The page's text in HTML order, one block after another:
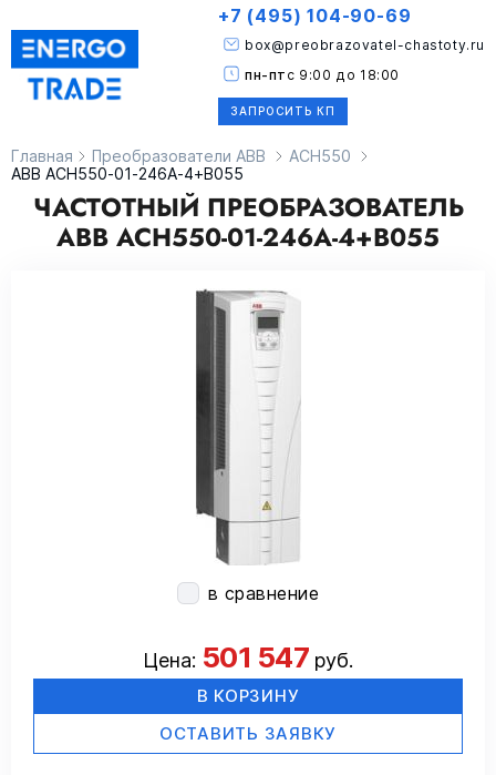
ЗАПРОСИТЬ КП
box@preobrazovatel-chastoty.ru
+7 (495) 104-90-69
пн-пт с 9:00 до 18:00
Главная Преобразователи ABB
ACH550
ABB ACH550-01-246A-4+B055
ЧАСТОТНЫЙ ПРЕОБРАЗОВАТЕЛЬ
ABB ACH550-01-246A-4+B055
в сравнение
Цена: 501 547руб.
В КОРЗИНУ
ОСТАВИТЬ ЗАЯВКУ